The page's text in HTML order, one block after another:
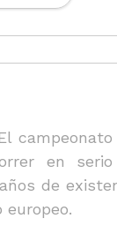
campeonato
en
de